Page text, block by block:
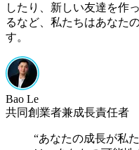
したり、新しい友達を作
るなど、私たちはあなた
す。
Bao Le
共同創業者兼成長責任者
“あなたの成長が私